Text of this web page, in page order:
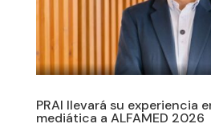
PRAI llevará su experiencia
mediática a ALFAMED 2026